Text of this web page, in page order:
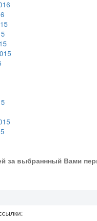
за выбраннный Вами